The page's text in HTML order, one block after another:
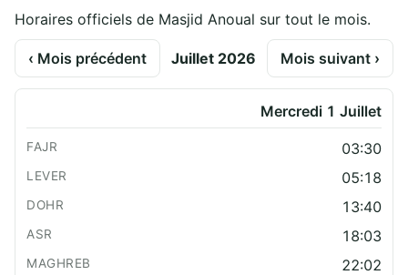
Horaires officiels de Masjid Anoual sur tout le mois.
‹ Mois précédent Juillet 2026 Mois suivant ›
Mercredi 1 Juillet
03:30
05:18
13:40
18:03
22:02